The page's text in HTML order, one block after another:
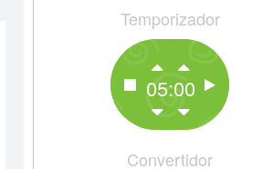
Temporizador
05:00
Convertidor